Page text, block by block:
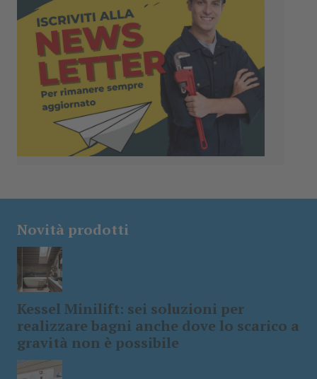
Novità prodotti
Kessel Minilift: sei soluzioni per
realizzare bagni anche dove lo scarico a
gravità non è possibile